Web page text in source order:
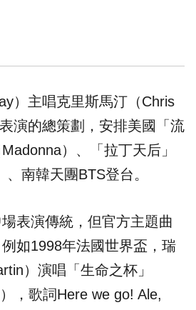
）主唱克里斯馬汀（Chris
演的總策劃，安排美國「流
）、「拉丁天后」
南韓天團BTS登台。
表演傳統，但官方主題曲
如1998年法國世界盃，瑞
）演唱「生命之杯」
，歌詞Here we go! Ale,